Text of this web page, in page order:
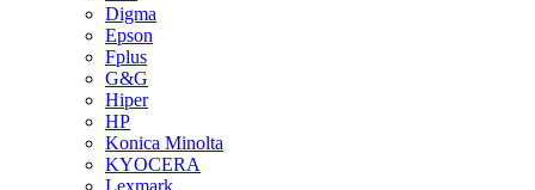
Digma
Epson
Fplus
G&G
Hiper
HP
Konica Minolta
KYOCERA